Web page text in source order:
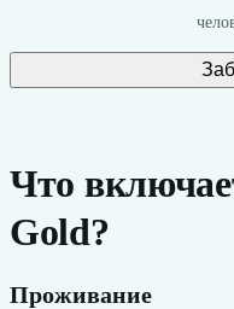
Что
Gold?
Проживание